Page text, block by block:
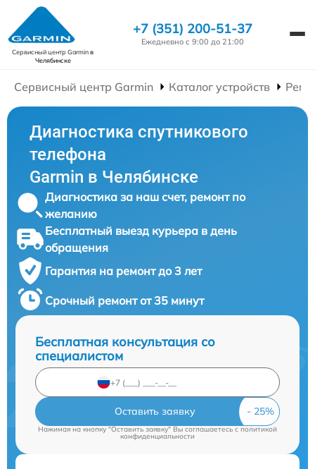
Сервисный центр Garminв
Челябинске
+7 (351) 200-51-37
Ежедневно с 9:00 до 21:00
Сервисный центр Garmin Каталог устройств
Диагностика спутникового
телефона
Garmin в Челябинске
Диагностика за наш счет, ремонт по
желанию
Бесплатный выезд курьера в день
обращения
Гарантия на ремонт до 3 лет
Срочный ремонт от 35 минут
Бесплатная консультация со
специалистом
Оставить заявку
Нажимая на кнопку "Оставить заявку" Вы соглашаетесь cполитикой
конфиденциальности